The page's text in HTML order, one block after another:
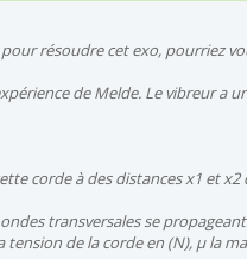
résoudre cet exo, pourriez
de Melde. Le vibreur a
corde à des distances x1 et x2
transversales se
tension de la corde en (N), µ la